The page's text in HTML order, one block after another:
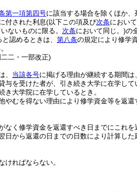
第一項第四号に該当する場合を除くほか
付された利息(以下この項及び次条におい
ないものに限る。 次条において同じ。)の
認めるときは、 第八条の規定により修学
二・一部改正)
、 当該各号に掲げる理由が継続する期間は
を受けた者が、引き続き大学に在学して
大学院に在学しているとき。
むを得ない理由により修学資金等を返還
なく修学資金を返還すべき日までにこれ
から返還の日までの日数により計算した
ければならない。